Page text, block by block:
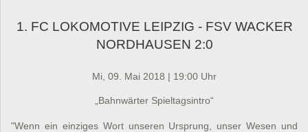
1. FC LOKOMOTIVE LEIPZIG - FSV WACKER
NORDHAUSEN 2:0
Mi, 09. Mai 2018 | 19:00 Uhr
„Bahnwärter Spieltagsintro“
"Wenn ein einziges Wort unseren Ursprung, unser Wesen und